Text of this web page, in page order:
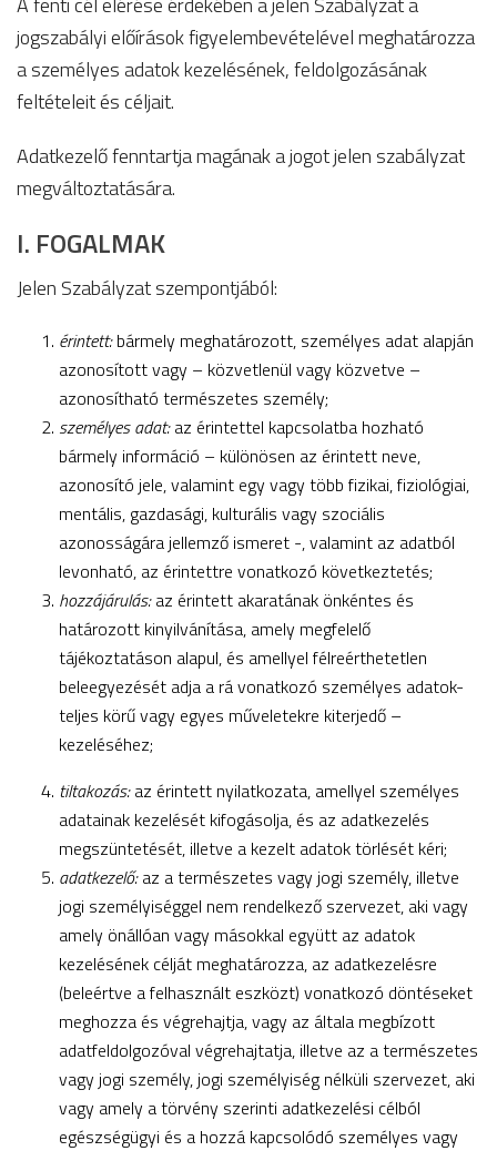
jogszabályi előírások figyelembevételével meghatározza
a személyes adatok kezelésének, feldolgozásának
feltételeit és céljait.
Adatkezelő fenntartja magának a jogot jelen szabályzat
megváltoztatására.
I. FOGALMAK
Jelen Szabályzat szempontjából:
érintett:bármely meghatározott, személyes adat alapján
azonosított vagy – közvetlenül vagy közvetve –
azonosítható természetes személy;
személyes adat:az érintettel kapcsolatba hozható
bármely információ – különösen az érintett neve,
azonosító jele, valamint egy vagy több fizikai, fiziológiai,
mentális, gazdasági, kulturális vagy szociális
azonosságára jellemző ismeret -, valamint az adatból
levonható, az érintettre vonatkozó következtetés;
hozzájárulás:az érintett akaratának önkéntes és
határozott kinyilvánítása, amely megfelelő
tájékoztatáson alapul, és amellyel félreérthetetlen
beleegyezését adja a rá vonatkozó személyes adatok-
teljes körű vagy egyes műveletekre kiterjedő –
kezeléséhez;
tiltakozás:az érintett nyilatkozata, amellyel személyes
adatainak kezelését kifogásolja, és az adatkezelés
megszüntetését, illetve a kezelt adatok törlését kéri;
adatkezelő:az a természetes vagy jogi személy, illetve
jogi személyiséggel nem rendelkező szervezet, aki vagy
amely önállóan vagy másokkal együtt az adatok
kezelésének célját meghatározza, az adatkezelésre
(beleértve a felhasznált eszközt) vonatkozó döntéseket
meghozza és végrehajtja, vagy az általa megbízott
adatfeldolgozóval végrehajtatja, illetve az a természetes
vagy jogi személy, jogi személyiség nélküli szervezet, aki
vagy amely a törvény szerinti adatkezelési célból
egészségügyi és a hozzá kapcsolódó személyes vagy